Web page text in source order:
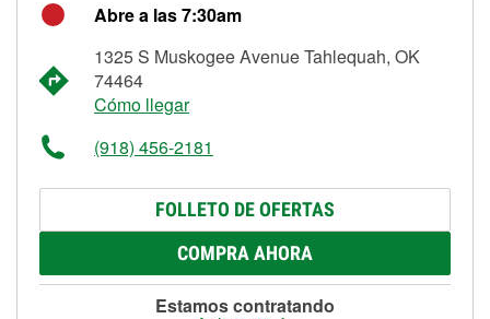
Abre a las 7:30am
1325 S Muskogee Avenue Tahlequah, OK
74464
Cómo llegar
(918) 456-2181
FOLLETO DE OFERTAS
COMPRA AHORA
Estamos contratando